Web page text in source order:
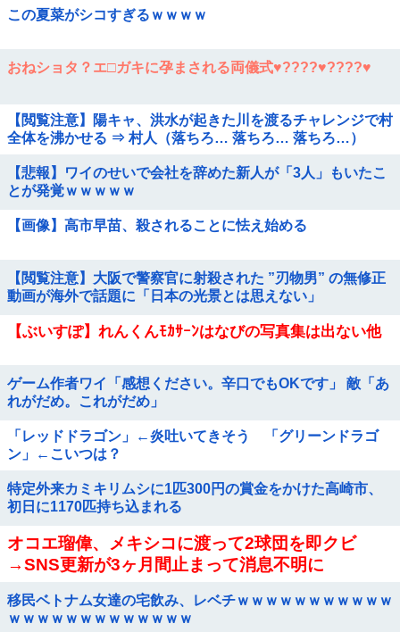
この夏菜がシコすぎるｗｗｗｗ
おねショタ？エ□ガキに孕まされる両儀式♥️????♥️????♥️
【閲覧注意】陽キャ、洪水が起きた川を渡るチャレンジで村
全体を沸かせる ⇒ 村人（落ちろ… 落ちろ… 落ちろ…）
【悲報】ワイのせいで会社を辞めた新人が「3人」もいたこ
とが発覚ｗｗｗｗｗ
【画像】高市早苗、殺されることに怯え始める
【閲覧注意】大阪で警察官に射殺された ”刃物男” の無修正
動画が海外で話題に「日本の光景とは思えない」
【ぶいすぽ】れんくんﾓｶｻｰﾝはなびの写真集は出ない他
ゲーム作者ワイ「感想ください。辛口でもOKです」 敵「あ
れがだめ。これがだめ」
「レッドドラゴン」←炎吐いてきそう 「グリーンドラゴ
ン」←こいつは？
特定外来カミキリムシに1匹300円の賞金をかけた高崎市、
初日に1170匹持ち込まれる
オコエ瑠偉、メキシコに渡って2球団を即クビ
→SNS更新が3ヶ月間止まって消息不明に
移民ベトナム女達の宅飲み、レベチｗｗｗｗｗｗｗｗｗｗｗ
ｗｗｗｗｗｗｗｗｗｗｗｗｗ